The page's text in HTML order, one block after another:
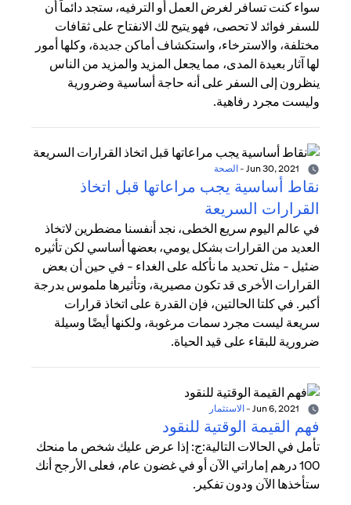
سواء كنت تسافر لغرض العمل أو الترفيه، ستجد دائماً أن
للسفر فوائد لا تحصى، فهو يتيح لك الانفتاح على ثقافات
مختلفة، والاسترخاء، واستكشاف أماكن جديدة، وكلها أمور
لها آثار بعيدة المدى، مما يجعل المزيد والمزيد من الناس
ينظرون إلى السفر على أنه حاجة أساسية وضرورية
وليست مجرد رفاهية.
- الصحة
نقاط أساسية يجب مراعاتها قبل اتخاذ
القرارات السريعة
في عالم اليوم سريع الخطى، نجد أنفسنا مضطرين لاتخاذ
العديد من القرارات بشكل يومي، بعضها أساسي لكن تأثيره
ضئيل - مثل تحديد ما نأكله على الغداء - في حين أن بعض
القرارات الأخرى قد تكون مصيرية، وتأثيرها ملموس بدرجة
أكبر. في كلتا الحالتين، فإن القدرة على اتخاذ قرارات
سريعة ليست مجرد سمات مرغوبة، ولكنها أيضًا وسيلة
ضرورية للبقاء على قيد الحياة.
- الاستثمار
فهم القيمة الوقتية للنقود
تأمل في الحالات التالية:ج: إذا عرض عليك شخص ما منحك
100 درهم إماراتي الآن أو في غضون عام، فعلى الأرجح أنك
ستأخذها الآن ودون تفكير.